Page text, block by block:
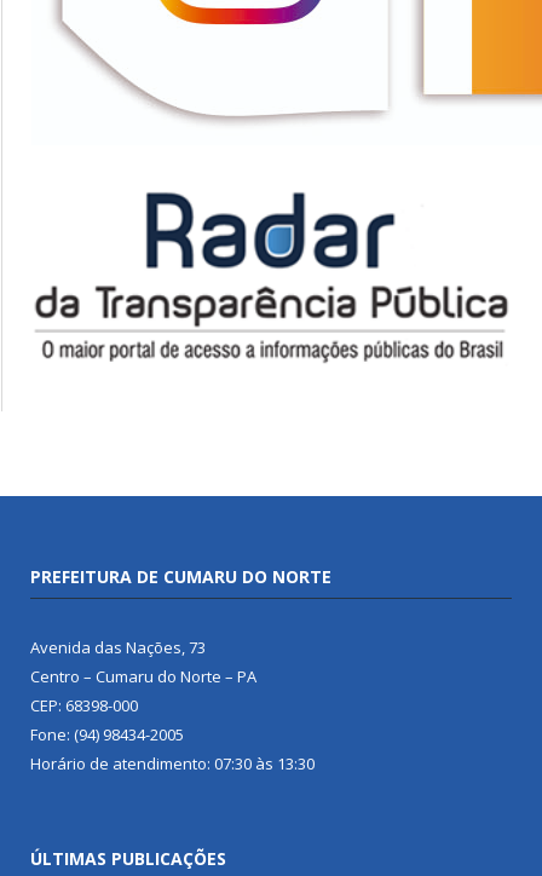
PREFEITURA DE CUMARU DO NORTE
Avenida das Nações, 73
Centro – Cumaru do Norte – PA
CEP: 68398-000
Fone: (94) 98434-2005
Horário de atendimento: 07:30 às 13:30
ÚLTIMAS PUBLICAÇÕES